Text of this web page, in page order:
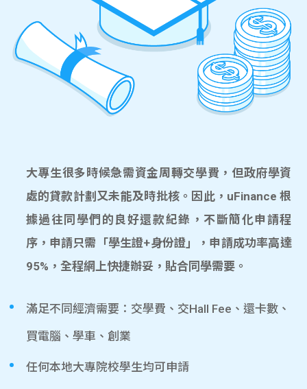
大專生很多時候急需資金周轉交學費，但政府學資
處的貸款計劃又未能及時批核。因此，uFinance 根
據過往同學們的良好還款紀錄，不斷簡化申請程
序，申請只需「學生證+身份證」，申請成功率高達
95%，全程網上快捷辦妥，貼合同學需要。
滿足不同經濟需要：交學費、交Hall Fee、還卡數、
買電腦、學車、創業
任何本地大專院校學生均可申請